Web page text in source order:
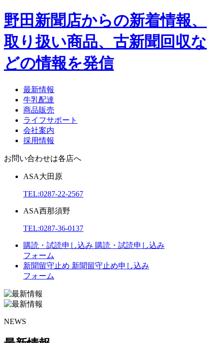
野田新聞店からの新着情報、
取り扱い商品、古新聞回収な
どの情報を発信
最新情報
牛乳配達
商品販売
ライフサポート
会社案内
採用情報
お問い合わせは各店へ
ASA大田原
TEL:0287-22-2567
ASA西那須野
TEL:0287-36-0137
購読・試読申し込み 購読・試読申し込み
フォーム
新聞留守止め 新聞留守止め申し込み
フォーム
NEWS